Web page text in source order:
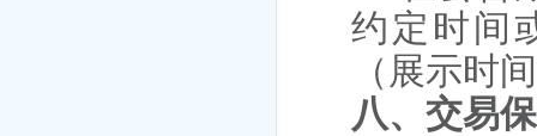
约定时间
（展示时
八、交易